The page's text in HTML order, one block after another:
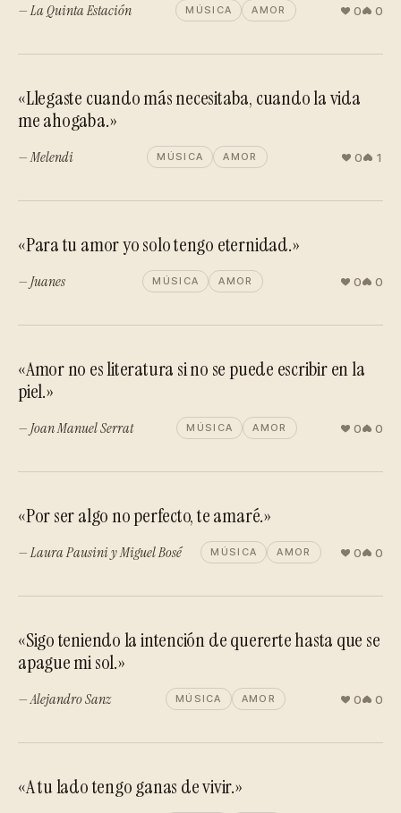
— La Quinta Estación MÚSICA AMOR 0 0
«Llegaste cuando más necesitaba, cuando la vida
me ahogaba.»
— Melendi MÚSICA AMOR 0 1
«Para tu amor yo solo tengo eternidad.»
— Juanes MÚSICA AMOR 0 0
«Amor no es literatura si no se puede escribir en la
piel.»
— Joan Manuel Serrat MÚSICA AMOR 0 0
«Por ser algo no perfecto, te amaré.»
— Laura Pausini y Miguel Bosé MÚSICA AMOR 0 0
«Sigo teniendo la intención de quererte hasta que se
apague mi sol.»
— Alejandro Sanz MÚSICA AMOR 0 0
«A tu lado tengo ganas de vivir.»